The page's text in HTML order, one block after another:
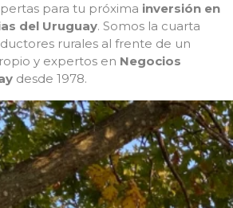
para tu próxima inversión en
del Uruguay. Somos la cuarta
rurales al frente de un
y expertos en Negocios
desde 1978.